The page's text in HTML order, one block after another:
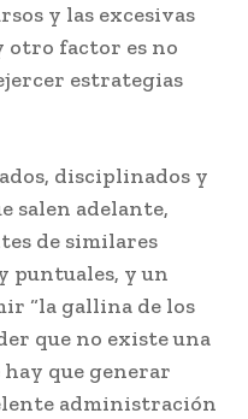
y las excesivas
otro factor es no
estrategias
disciplinados y
salen adelante,
de similares
puntuales, y un
“la gallina de los
que no existe una
que generar
administración